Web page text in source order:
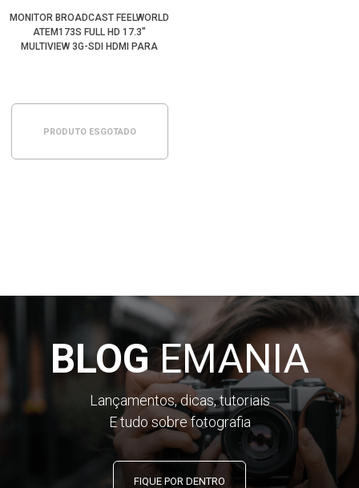
MONITOR BROADCAST FEELWORLD
ATEM173S FULL HD 17.3"
MULTIVIEW 3G-SDI HDMI PARA
PRODUTO ESGOTADO
BLOGEMANIA
Lançamentos, dicas, tutoriais
E tudo sobre fotografia
FIQUE POR DENTRO